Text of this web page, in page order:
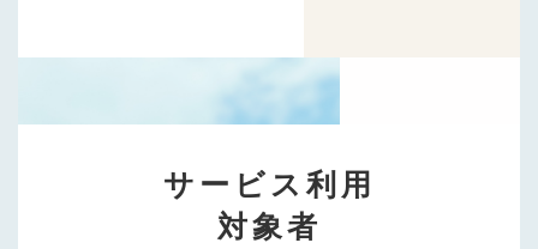
サービス利用
対象者